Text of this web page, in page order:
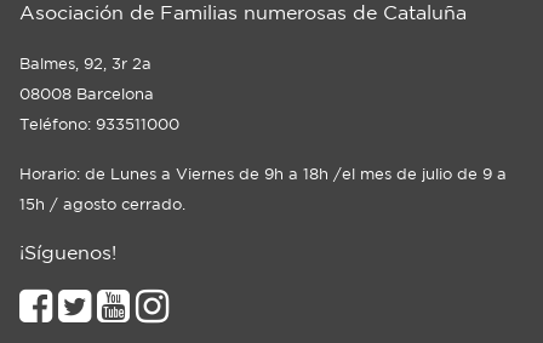
Asociación de Familias numerosas de Cataluña
Balmes, 92, 3r 2a
08008 Barcelona
Teléfono: 933511000
Horario: de Lunes a Viernes de 9h a 18h /el mes de julio de 9 a
15h / agosto cerrado.
¡Síguenos!